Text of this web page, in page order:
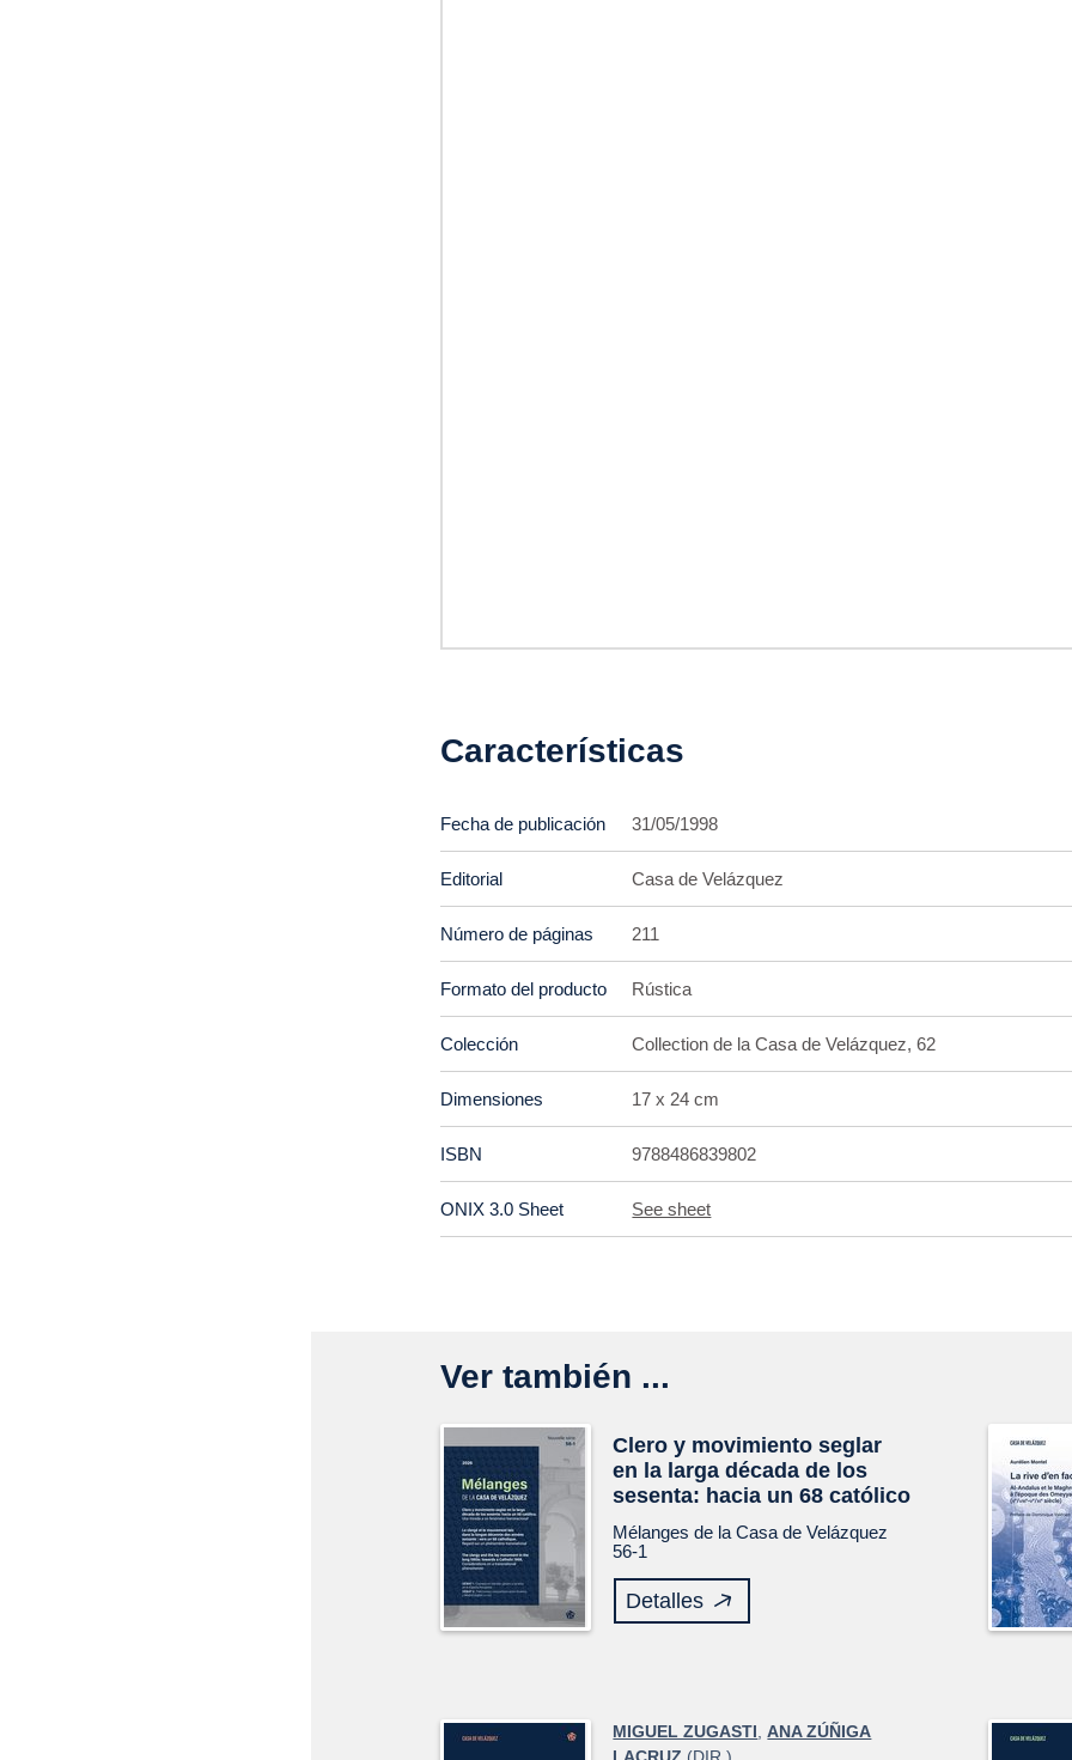
Características
Fecha de publicación 31/05/1998
Editorial Casa de Velázquez
Número de páginas 211
Formato del producto Rústica
Colección Collection de la Casa de Velázquez, 62
Dimensiones 17 x 24 cm
ISBN 9788486839802
ONIX 3.0 Sheet See sheet
Ver también ...
Clero y movimiento seglar
en la larga década de los
sesenta: hacia un 68 católico
Mélanges de la Casa de Velázquez
56-1
Detalles
MIGUEL ZUGASTI ,ANA ZÚÑIGA